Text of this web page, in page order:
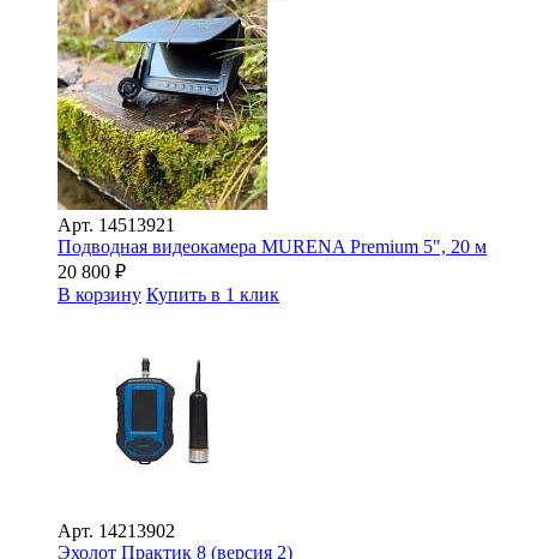
Арт. 14513921
Подводная видеокамера MURENA Premium 5", 20 м
20 800 ₽
В корзину Купить в 1 клик
Арт. 14213902
Эхолот Практик 8 (версия 2)